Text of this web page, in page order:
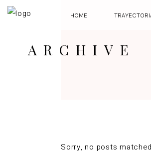
HOME
ARCHIVE
Sorry, no posts